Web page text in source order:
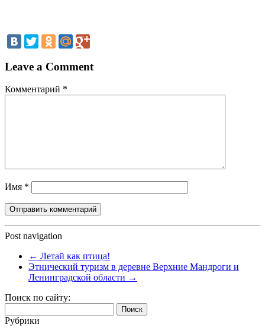
Leave a Comment
Комментарий *
Имя *
Post navigation
← Летай как птица!
Этнический туризм в деревне Верхние Мандроги и
Ленинградской области →
Поиск по сайту:
Рубрики